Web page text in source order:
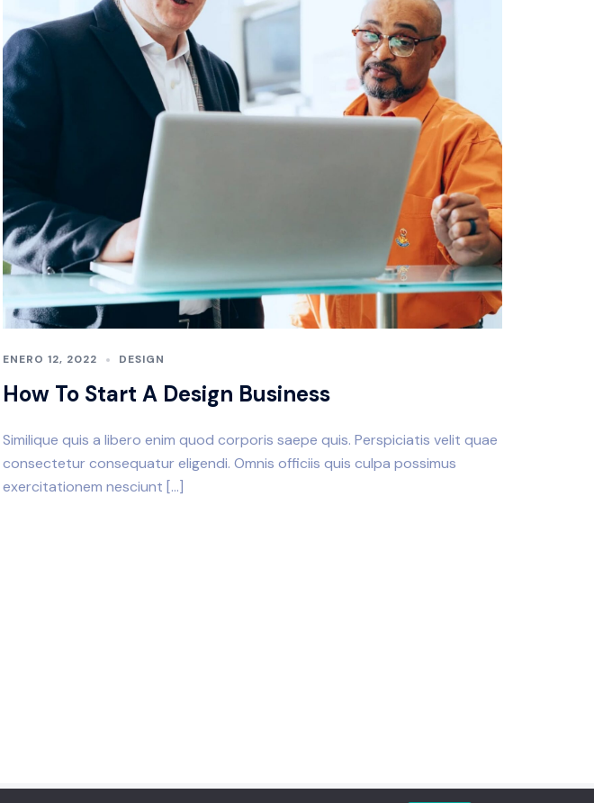
ENERO 12, 2022 DESIGN
How To Start A Design Business
Similique quis a libero enim quod corporis saepe quis. Perspiciatis velit quae
consectetur consequatur eligendi. Omnis officiis quis culpa possimus
exercitationem nesciunt […]